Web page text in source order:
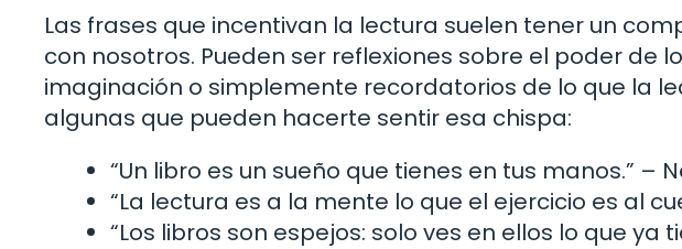
Las frases que incentivan la lectura suelen tener un
con nosotros. Pueden ser reflexiones sobre el poder de
imaginación o simplemente recordatorios de lo que la
algunas que pueden hacerte sentir esa chispa:
“Un libro es un sueño que tienes en tus manos.” –
“La lectura es a la mente lo que el ejercicio es al
“Los libros son espejos: solo ves en ellos lo que ya